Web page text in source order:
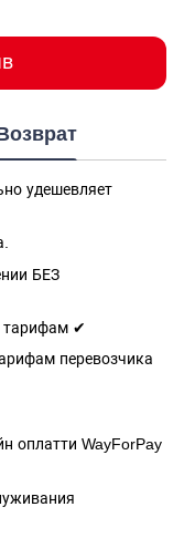
удешевляет
БЕЗ
тарифам ✔
перевозчика
оплатти WayForPay